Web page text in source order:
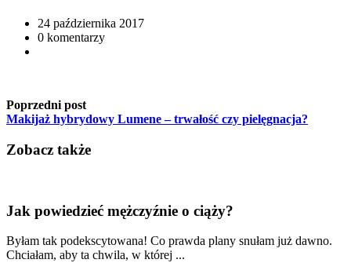
24 października 2017
0 komentarzy
Poprzedni post
Makijaż hybrydowy Lumene – trwałość czy pielęgnacja?
Zobacz także
Jak powiedzieć mężczyźnie o ciąży?
Byłam tak podekscytowana! Co prawda plany snułam już dawno.
Chciałam, aby ta chwila, w której ...